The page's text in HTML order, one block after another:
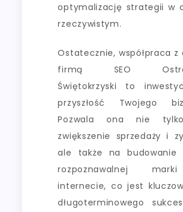
optymalizację strategii w
rzeczywistym.
Ostatecznie, współpraca z
firmą SEO
Świętokrzyski to
przyszłość Twojego
Pozwala ona nie
zwiększenie sprzedaży i
ale także na budowanie
rozpoznawalnej
internecie, co jest
długoterminowego